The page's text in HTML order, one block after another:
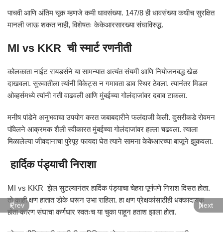
पाचवी आणि अंतिम चूक म्हणजे कमी धावसंख्या. 147/8 ही धावसंख्या कधीच सुरक्षित
मानली जाऊ शकत नाही, विशेषतः केकेआरसारख्या संघाविरुद्ध.
MI vs KKR ची स्मार्ट रणनीती
कोलकाता नाईट रायडर्सने या सामन्यात अत्यंत संयमी आणि नियोजनबद्ध खेळ
दाखवला. सुरुवातीला त्यांनी विकेट्स न गमावता डाव स्थिर ठेवला. त्यानंतर मिडल
ओव्हर्समध्ये त्यांनी गती वाढवली आणि मुंबईच्या गोलंदाजांवर दबाव टाकला.
मनीष पांडेने अनुभवाचा उपयोग करत जबाबदारीने फलंदाजी केली. दुसरीकडे रोवमन
पॉवेलने आक्रमक शैली स्वीकारत मुंबईच्या गोलंदाजांवर हल्ला चढवला. त्याला
मिळालेल्या जीवदानाचा पुरेपूर फायदा घेत त्याने सामना केकेआरच्या बाजूने झुकवला.
हार्दिक पंड्याची निराशा
MI vs KKR झेल सुटल्यानंतर हार्दिक पंड्याचा चेहरा पूर्णपणे निराश दिसत होता.
तो काही क्षण हातात डोके धरून उभा राहिला. हा क्षण प्रेक्षकांसाठीही धक्कादायक
होता कारण संघाचा कर्णधार स्वतःच या चुका पाहून हताश झाला होता.
Prev Next